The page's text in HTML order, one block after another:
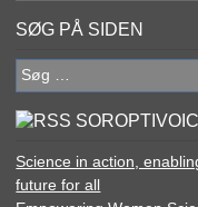
SØG PÅ SIDEN
Søg
efter:
Science in action,
future for all